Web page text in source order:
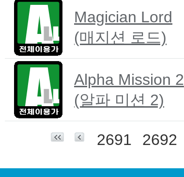
Magician Lord
(매지션 로드)
Alpha Mission 2
(알파 미션 2)
2691 2692